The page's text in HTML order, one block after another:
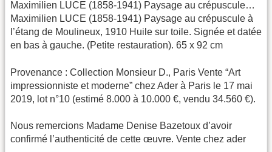
Maximilien LUCE (1858-1941) Paysage au crépuscule…
Maximilien LUCE (1858-1941) Paysage au crépuscule à
l’étang de Moulineux, 1910 Huile sur toile. Signée et datée
en bas à gauche. (Petite restauration). 65 x 92 cm
Provenance : Collection Monsieur D., Paris Vente “Art
impressionniste et moderne” chez Ader à Paris le 17 mai
2019, lot n°10 (estimé 8.000 à 10.000 €, vendu 34.560 €).
Nous remercions Madame Denise Bazetoux d’avoir
confirmé l’authenticité de cette œuvre. Vente chez ader